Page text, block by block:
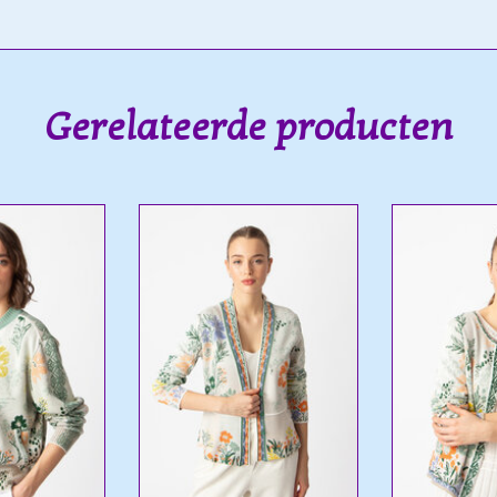
Gerelateerde producten